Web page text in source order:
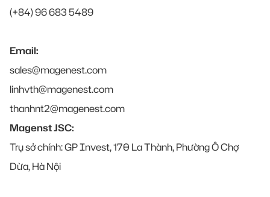
(+84) 96 683 5489
Email:
sales@magenest.com
linhvth@magenest.com
thanhnt2@magenest.com
Magenst JSC:
Trụ sở chính: GP Invest, 170 La Thành, Phường Ô Chợ
Dừa, Hà Nội